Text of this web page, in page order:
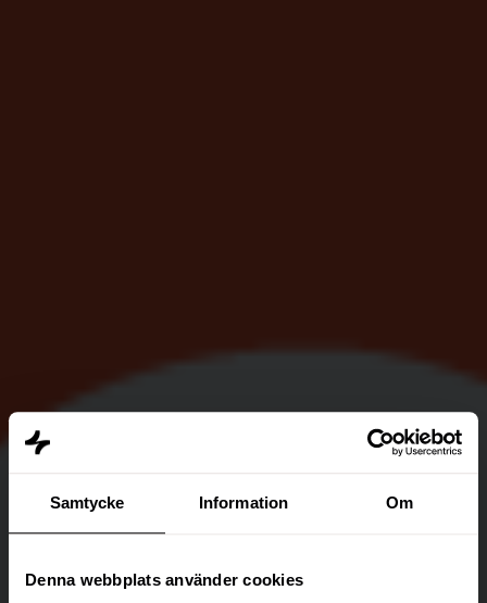
Samtycke Information Om
Denna webbplats använder cookies